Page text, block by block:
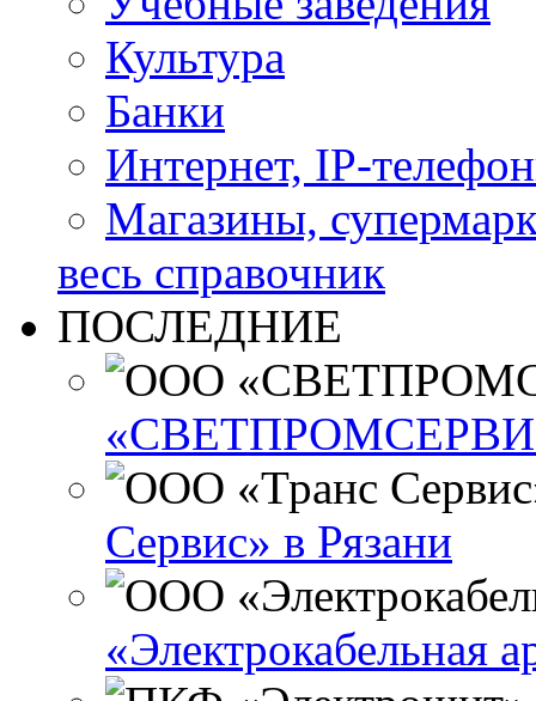
Культура
Банки
Интернет, IP-
Магазины,
весь справочник
ПОСЛЕДНИЕ
Сервис» в Рязани
«Электрокабельная